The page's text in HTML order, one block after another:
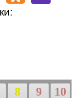
8 9
10